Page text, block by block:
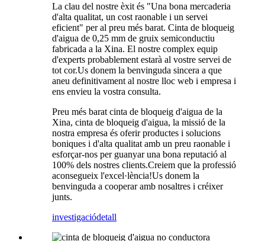
La clau del nostre èxit és "Una bona mercaderia
d'alta qualitat, un cost raonable i un servei
eficient" per al preu més barat. Cinta de bloqueig
d'aigua de 0,25 mm de gruix semiconductiu
fabricada a la Xina. El nostre complex equip
d'experts probablement estarà al vostre servei de
tot cor.Us donem la benvinguda sincera a que
aneu definitivament al nostre lloc web i empresa i
ens envieu la vostra consulta.
Preu més barat cinta de bloqueig d'aigua de la
Xina, cinta de bloqueig d'aigua, la missió de la
nostra empresa és oferir productes i solucions
boniques i d'alta qualitat amb un preu raonable i
esforçar-nos per guanyar una bona reputació al
100% dels nostres clients.Creiem que la professió
aconsegueix l'excel·lència!Us donem la
benvinguda a cooperar amb nosaltres i créixer
junts.
investigaciódetall